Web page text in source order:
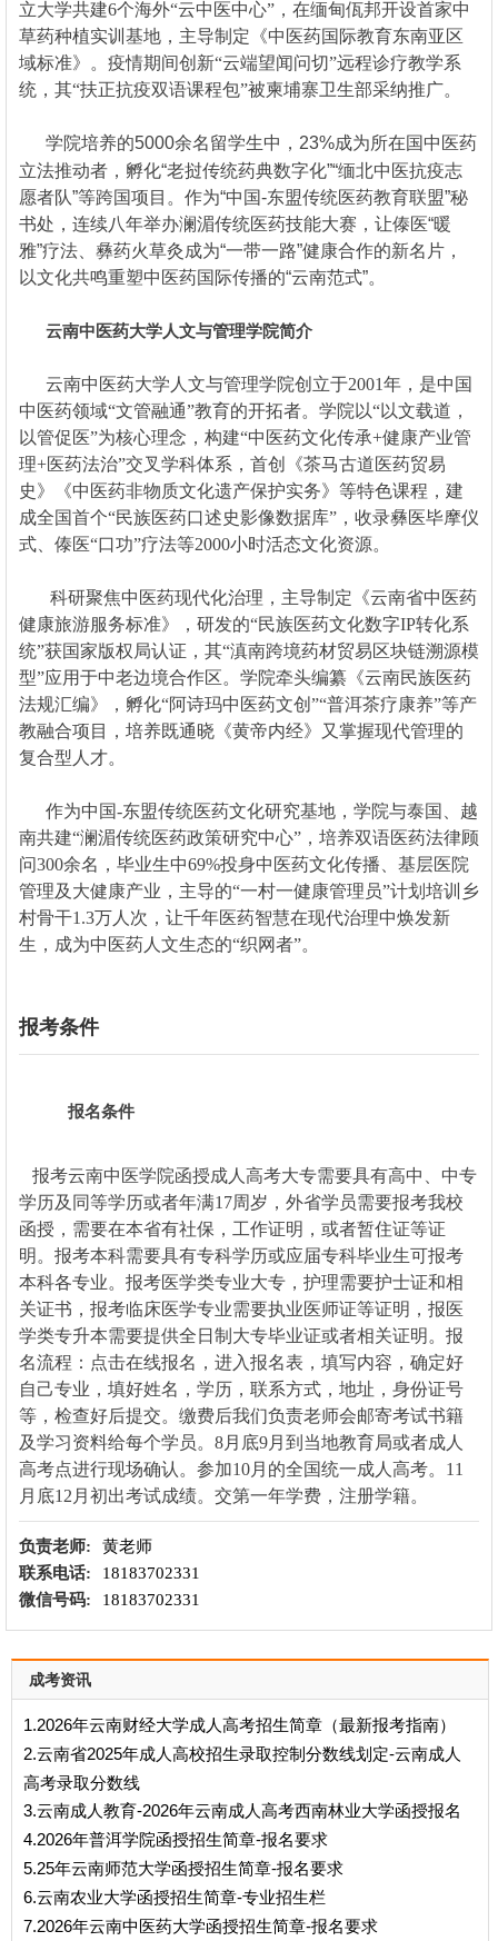
立大学共建6个海外“云中医中心”，在缅甸佤邦开设首家中
草药种植实训基地，主导制定《中医药国际教育东南亚区
域标准》。疫情期间创新“云端望闻问切”远程诊疗教学系
统，其“扶正抗疫双语课程包”被柬埔寨卫生部采纳推广。
学院培养的5000余名留学生中，23%成为所在国中医药
立法推动者，孵化“老挝传统药典数字化”“缅北中医抗疫志
愿者队”等跨国项目。作为“中国-东盟传统医药教育联盟”秘
书处，连续八年举办澜湄传统医药技能大赛，让傣医“暖
雅”疗法、彝药火草灸成为“一带一路”健康合作的新名片，
以文化共鸣重塑中医药国际传播的“云南范式”。
云南中医药大学人文与管理学院简介
云南中医药大学人文与管理学院创立于2001年，是中国
中医药领域“文管融通”教育的开拓者。学院以“以文载道，
以管促医”为核心理念，构建“中医药文化传承+健康产业管
理+医药法治”交叉学科体系，首创《茶马古道医药贸易
史》《中医药非物质文化遗产保护实务》等特色课程，建
成全国首个“民族医药口述史影像数据库”，收录彝医毕摩仪
式、傣医“口功”疗法等2000小时活态文化资源。
科研聚焦中医药现代化治理，主导制定《云南省中医药
健康旅游服务标准》，研发的“民族医药文化数字IP转化系
统”获国家版权局认证，其“滇南跨境药材贸易区块链溯源模
型”应用于中老边境合作区。学院牵头编纂《云南民族医药
法规汇编》，孵化“阿诗玛中医药文创”“普洱茶疗康养”等产
教融合项目，培养既通晓《黄帝内经》又掌握现代管理的
复合型人才。
作为中国-东盟传统医药文化研究基地，学院与泰国、越
南共建“澜湄传统医药政策研究中心”，培养双语医药法律顾
问300余名，毕业生中69%投身中医药文化传播、基层医院
管理及大健康产业，主导的“一村一健康管理员”计划培训乡
村骨干1.3万人次，让千年医药智慧在现代治理中焕发新
生，成为中医药人文生态的“织网者”。
报考条件
报名条件
报考云南中医学院函授成人高考大专需要具有高中、中专
学历及同等学历或者年满17周岁，外省学员需要报考我校
函授，需要在本省有社保，工作证明，或者暂住证等证
明。报考本科需要具有专科学历或应届专科毕业生可报考
本科各专业。报考医学类专业大专，护理需要护士证和相
关证书，报考临床医学专业需要执业医师证等证明，报医
学类专升本需要提供全日制大专毕业证或者相关证明。报
名流程：点击在线报名，进入报名表，填写内容，确定好
自己专业，填好姓名，学历，联系方式，地址，身份证号
等，检查好后提交。缴费后我们负责老师会邮寄考试书籍
及学习资料给每个学员。8月底9月到当地教育局或者成人
高考点进行现场确认。参加10月的全国统一成人高考。11
月底12月初出考试成绩。交第一年学费，注册学籍。
负责老师:
黄老师
联系电话:
18183702331
微信号码:
18183702331
成考资讯
1.2026年云南财经大学成人高考招生简章（最新报考指南）
2.云南省2025年成人高校招生录取控制分数线划定-云南成人
高考录取分数线
3.云南成人教育-2026年云南成人高考西南林业大学函授报名
4.2026年普洱学院函授招生简章-报名要求
5.25年云南师范大学函授招生简章-报名要求
6.云南农业大学函授招生简章-专业招生栏
7.2026年云南中医药大学函授招生简章-报名要求